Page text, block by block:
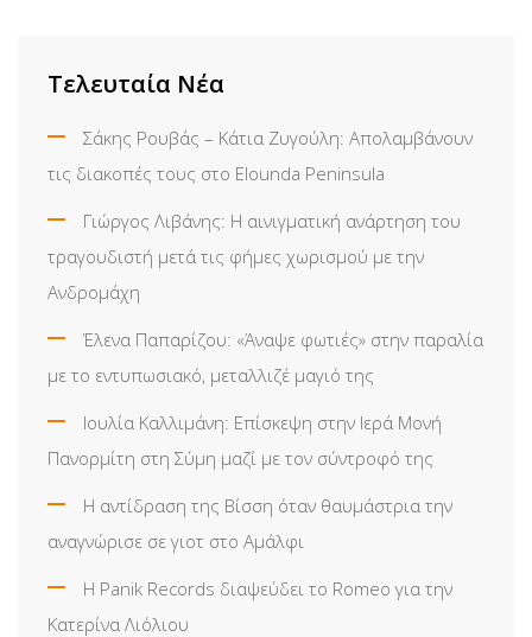
Τελευταία Νέα
Σάκης Ρουβάς – Κάτια Ζυγούλη: Απολαμβάνουν
τις διακοπές τους στο Elounda Peninsula
Γιώργος Λιβάνης: Η αινιγματική ανάρτηση του
τραγουδιστή μετά τις φήμες χωρισμού με την
Ανδρομάχη
Έλενα Παπαρίζου: «Άναψε φωτιές» στην παραλία
με το εντυπωσιακό, μεταλλιζέ μαγιό της
Ιουλία Καλλιμάνη: Επίσκεψη στην Ιερά Μονή
Πανορμίτη στη Σύμη μαζί με τον σύντροφό της
Η αντίδραση της Βίσση όταν θαυμάστρια την
αναγνώρισε σε γιοτ στο Αμάλφι
Η Panik Records διαψεύδει το Romeo για την
Κατερίνα Λιόλιου